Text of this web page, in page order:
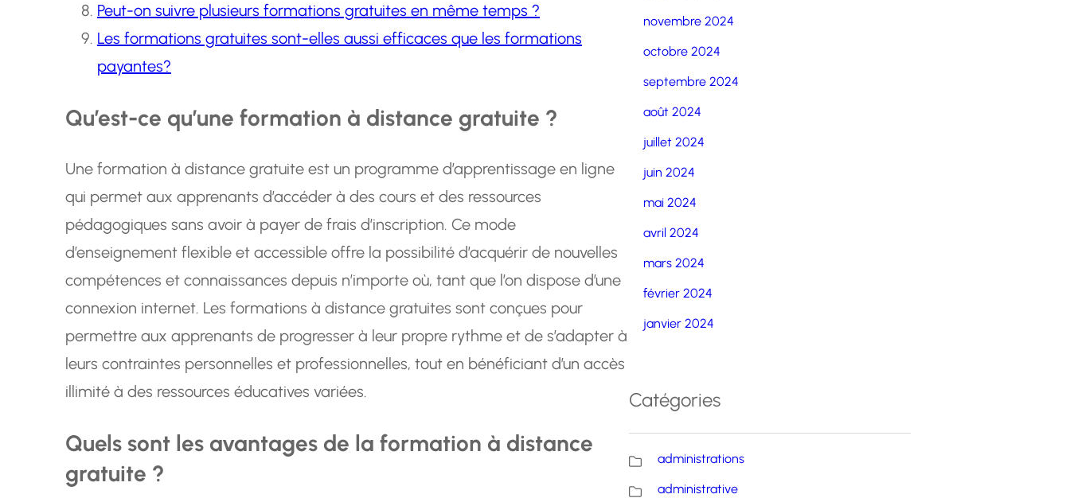
Peut-on suivre plusieurs formations gratuites en même temps ?
Les formations gratuites sont-elles aussi efficaces que les formations
payantes?
Qu’est-ce qu’une formation à distance gratuite ?
Une formation à distance gratuite est un programme d’apprentissage en ligne
qui permet aux apprenants d’accéder à des cours et des ressources
pédagogiques sans avoir à payer de frais d’inscription. Ce mode
d’enseignement flexible et accessible offre la possibilité d’acquérir de nouvelles
compétences et connaissances depuis n’importe où, tant que l’on dispose d’une
connexion internet. Les formations à distance gratuites sont conçues pour
permettre aux apprenants de progresser à leur propre rythme et de s’adapter à
leurs contraintes personnelles et professionnelles, tout en bénéficiant d’un accès
illimité à des ressources éducatives variées.
Quels sont les avantages de la formation à distance
gratuite ?
novembre 2024
octobre 2024
septembre 2024
août 2024
juillet 2024
juin 2024
mai 2024
avril 2024
mars 2024
février 2024
janvier 2024
Catégories
administrations
administrative